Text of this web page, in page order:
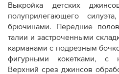
Выкройка детских
полуприлегающего
брючинами. Передние
талии и застроченными
карманами с подрезным
фигурными кокетками, с
Верхний срез джинсов